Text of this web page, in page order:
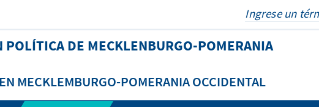
POLÍTICA DE MECKLENBURGO-POMERANIA
MECKLEMBURGO-POMERANIA OCCIDENTAL